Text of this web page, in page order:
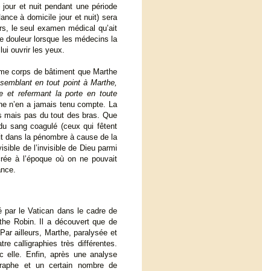
et nuit pendant une période
à domicile jour et nuit) sera
le seul examen médical qu’ait
douleur lorsque les médecins la
ouvrir les yeux.
corps de bâtiment que Marthe
en tout point à Marthe,
et refermant la porte en toute
n’en a jamais tenu compte. La
mais pas du tout des bras. Que
sang coagulé (ceux qui fêtent
dans la pénombre à cause de la
de l’invisible de Dieu parmi
à l’époque où on ne pouvait
par le Vatican dans le cadre de
Robin. Il a découvert que de
ailleurs, Marthe, paralysée et
calligraphies très différentes.
elle. Enfin, après une analyse
et un certain nombre de